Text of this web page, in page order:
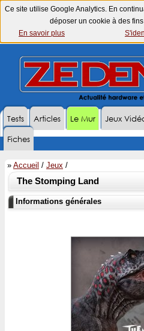
Ce site utilise Google Analytics. En
déposer un cookie à des
En savoir plus
Tests Articles Le Mur Jeux
Fiches
» Accueil / Jeux /
The Stomping Land
Informations générales